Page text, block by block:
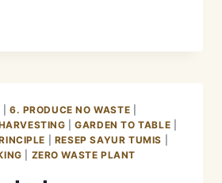
6. PRODUCE NO WASTE
|GARDEN TO TABLE
RESEP SAYUR TUMIS
ZERO WASTE PLANT